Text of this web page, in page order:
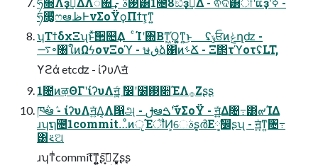
ཧ૝͚͕ͩෆఆظͰνΣοΫϙΠϯτ͕ͳ͍
ʮΤϯδχΞʯͱͯ͠੒௕͢Δ ͨΊʹ΍Βͳ͖Ό͍͚ͳ͍͜ͱ ʢݸਓͷݟղʣ -
࠷৽৘ใͷΩϟονΞοϓ - ษڧձ΁ͷࢀՃ - Ξ΢τϓοτʢLT,
ϒϩά etcʣ - ίʔυΛॻ͘
1೔ͷऴΘΓʹίʔυΛॻ͍͔ͨ ࣗ෼ʹ໰͏࢓૊ΈΛ࡞Ζ͏ʂʂ
ཁ݅ఆٛ - ίʔυΛॻ͍ͯΔ͔Λ൑அ - ࢦఆ࣌ࠁʹνΣοΫ - ॻ͍͍ͯΔ৔߹͸๙ΊΔ
ɹʮຖ೔1commit…ͦͷੵΈॏͶ͕େࣄʂ͓ർΕ༷ࣗ෼ʂʯ - ॻ͍͍ͯͳ͍৔߹
͸࠵ଅ
ɹʮͳͥcommit͠ͳ͍͍͍͍͍ʂࠓ͙͢͠Ζ͓͓͓͓͓ʂʂ